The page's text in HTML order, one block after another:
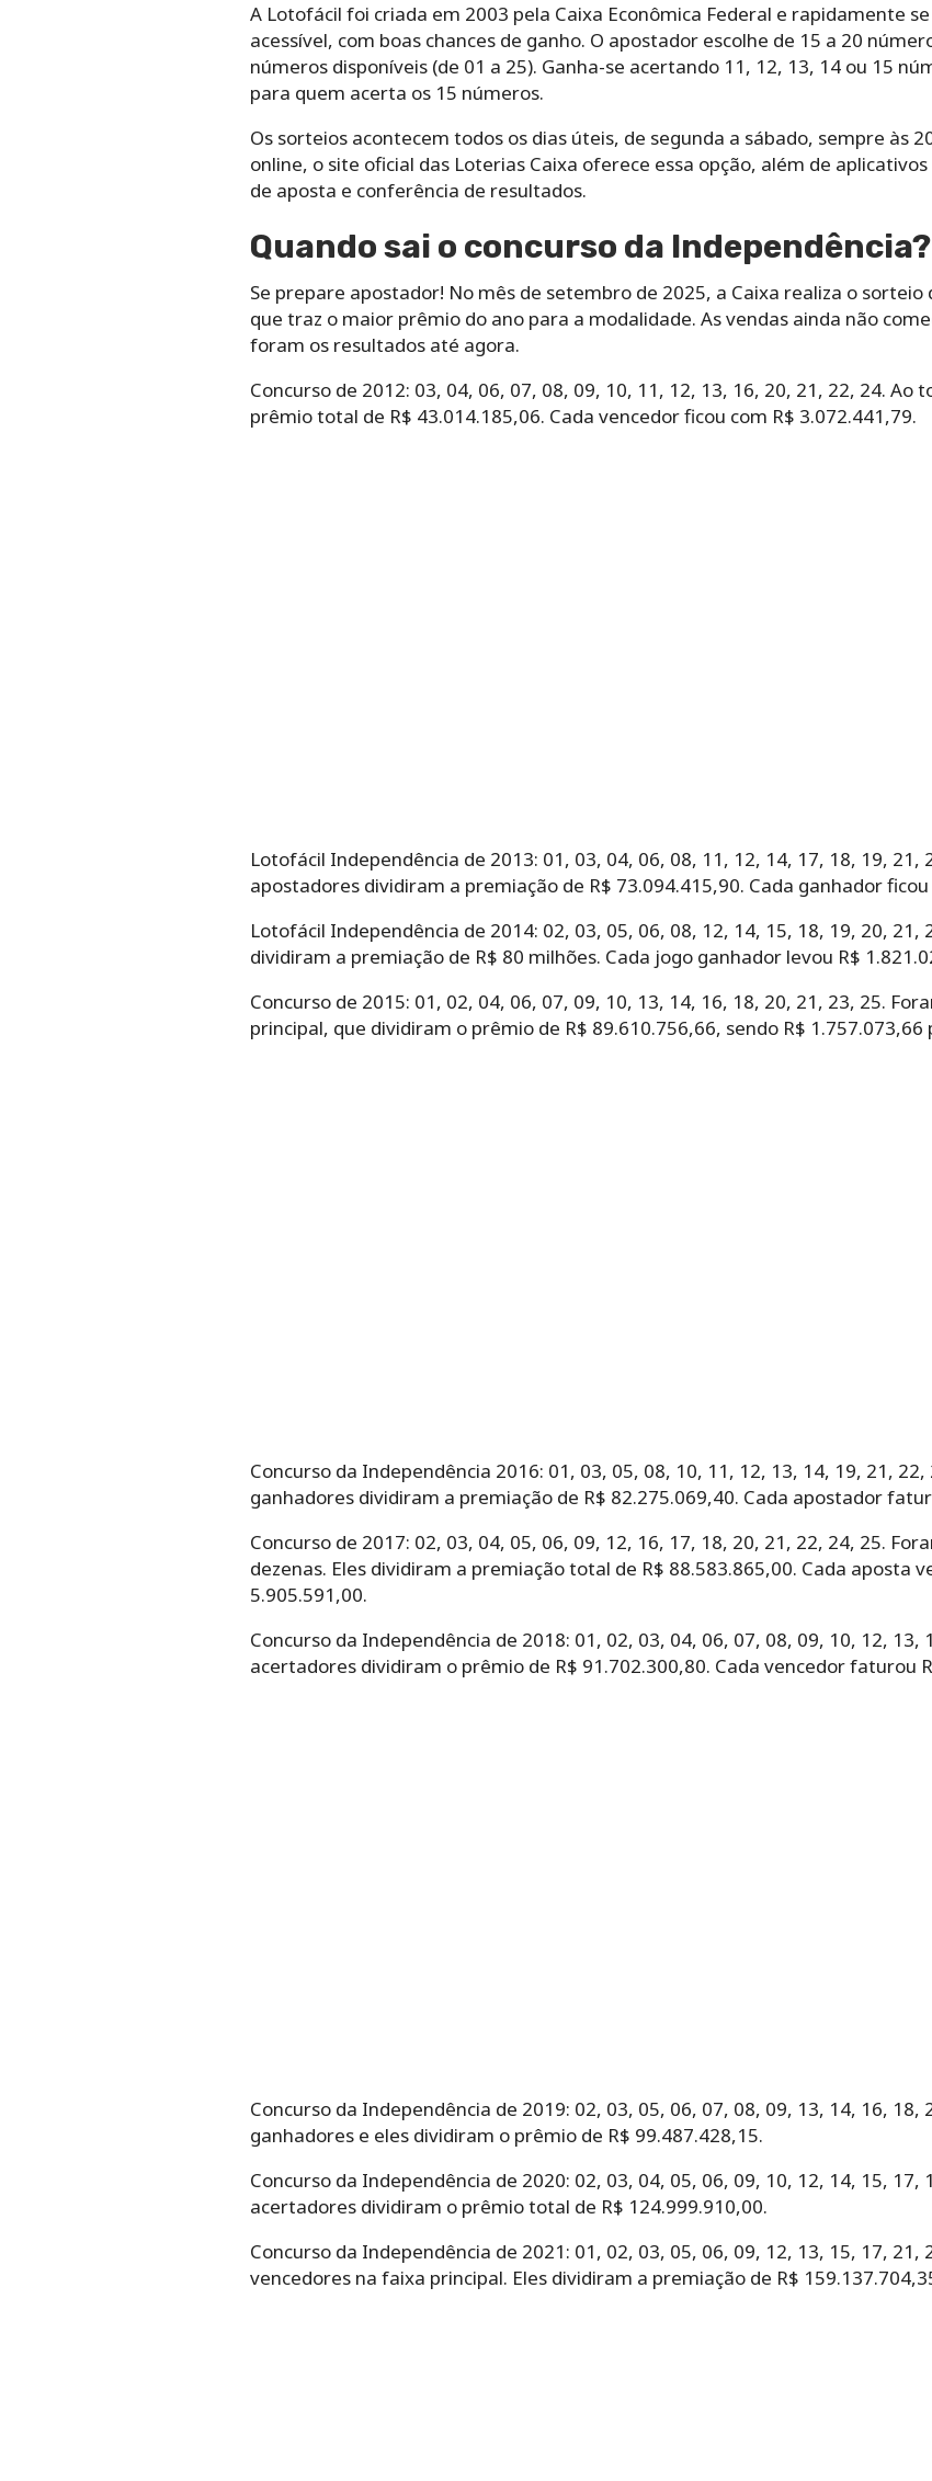
A Lotofácil foi criada em 2003 pela Caixa Econômica Federal e rapidamente
acessível, com boas chances de ganho. O apostador escolhe de 15 a 20
números disponíveis (de 01 a 25). Ganha-se acertando 11, 12, 13, 14 ou 15
para quem acerta os 15 números.
Os sorteios acontecem todos os dias úteis, de segunda a sábado, sempre às
online, o site oficial das Loterias Caixa oferece essa opção, além de
de aposta e conferência de resultados.
Quando sai o concurso da Independência?
Se prepare apostador! No mês de setembro de 2025, a Caixa realiza o
que traz o maior prêmio do ano para a modalidade. As vendas ainda não
foram os resultados até agora.
Concurso de 2012: 03, 04, 06, 07, 08, 09, 10, 11, 12, 13, 16, 20, 21, 22, 24. Ao
prêmio total de R$ 43.014.185,06. Cada vencedor ficou com R$ 3.072.441,79.
Lotofácil Independência de 2013: 01, 03, 04, 06, 08, 11, 12, 14, 17, 18, 19, 21,
apostadores dividiram a premiação de R$ 73.094.415,90. Cada ganhador
Lotofácil Independência de 2014: 02, 03, 05, 06, 08, 12, 14, 15, 18, 19, 20, 21,
dividiram a premiação de R$ 80 milhões. Cada jogo ganhador levou R$
Concurso de 2015: 01, 02, 04, 06, 07, 09, 10, 13, 14, 16, 18, 20, 21, 23, 25.
principal, que dividiram o prêmio de R$ 89.610.756,66, sendo R$
Concurso da Independência 2016: 01, 03, 05, 08, 10, 11, 12, 13, 14, 19, 21,
ganhadores dividiram a premiação de R$ 82.275.069,40. Cada apostador
Concurso de 2017: 02, 03, 04, 05, 06, 09, 12, 16, 17, 18, 20, 21, 22, 24, 25.
dezenas. Eles dividiram a premiação total de R$ 88.583.865,00. Cada aposta
5.905.591,00.
Concurso da Independência de 2018: 01, 02, 03, 04, 06, 07, 08, 09, 10, 12, 13,
acertadores dividiram o prêmio de R$ 91.702.300,80. Cada vencedor faturou
Concurso da Independência de 2019: 02, 03, 05, 06, 07, 08, 09, 13, 14, 16, 18,
ganhadores e eles dividiram o prêmio de R$ 99.487.428,15.
Concurso da Independência de 2020: 02, 03, 04, 05, 06, 09, 10, 12, 14, 15, 17,
acertadores dividiram o prêmio total de R$ 124.999.910,00.
Concurso da Independência de 2021: 01, 02, 03, 05, 06, 09, 12, 13, 15, 17, 21,
vencedores na faixa principal. Eles dividiram a premiação de R$